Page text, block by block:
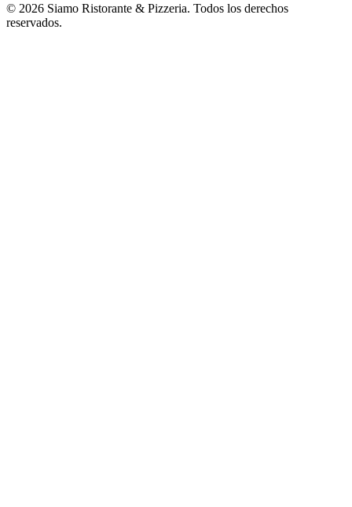
© 2026 Siamo Ristorante & Pizzeria. Todos los derechos
reservados.